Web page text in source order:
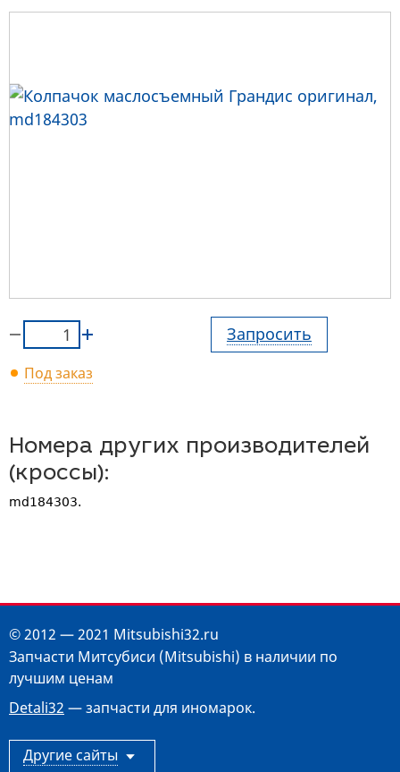
Запросить
Под заказ
Номера других производителей
(кроссы):
md184303.
© 2012 — 2021 Mitsubishi32.ru
Запчасти Митсубиси (Mitsubishi) в наличии по
лучшим ценам
Detali32 — запчасти для иномарок.
Другие сайты